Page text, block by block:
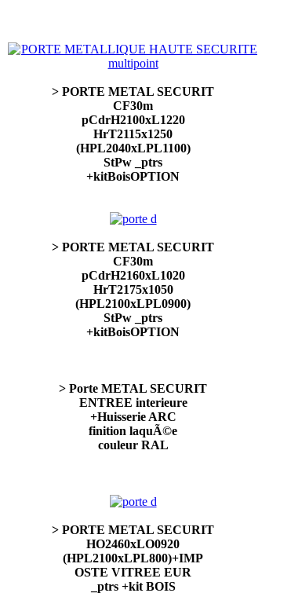
> PORTE METAL SECURIT
CF30m
pCdrH2100xL1220
HrT2115x1250
(HPL2040xLPL1100)
StPw _ptrs
+kitBoisOPTION
> PORTE METAL SECURIT
CF30m
pCdrH2160xL1020
HrT2175x1050
(HPL2100xLPL0900)
StPw _ptrs
+kitBoisOPTION
> Porte METAL SECURIT
ENTREE interieure
+Huisserie ARC
finition laquÃ©e
couleur RAL
> PORTE METAL SECURIT
HO2460xLO0920
(HPL2100xLPL800)+IMP
OSTE VITREE EUR
_ptrs +kit BOIS